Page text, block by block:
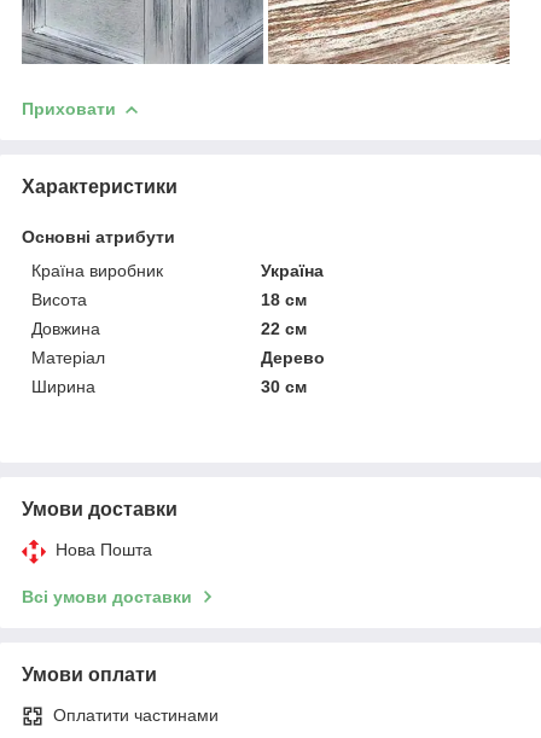
Приховати
Характеристики
Основні атрибути
Країна виробник
Україна
Висота
18 см
Довжина
22 см
Матеріал
Дерево
Ширина
30 см
Умови доставки
Нова Пошта
Всі умови доставки
Умови оплати
Оплатити частинами